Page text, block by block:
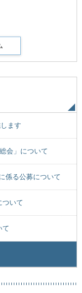
ます
会」について
係る公募について
ついて
て